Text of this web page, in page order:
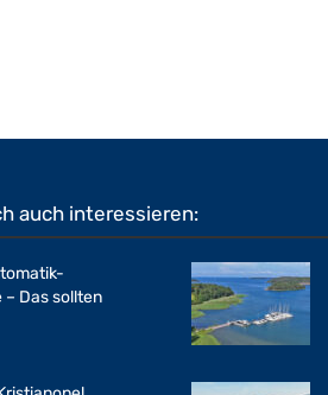
auch interessieren:
Das sollten